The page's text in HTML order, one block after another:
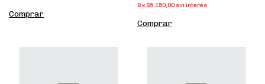
Comprar
6 x $5.150,00 sin interés
Comprar